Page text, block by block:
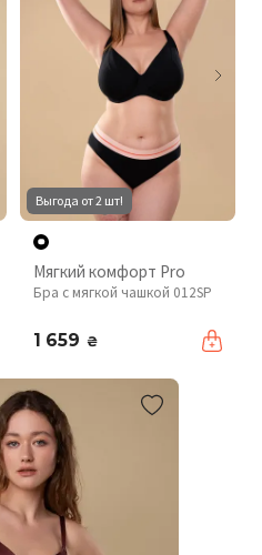
Выгода от 2 шт!
Мягкий комфорт Pro
Бра с мягкой чашкой 012SP
1 659 ₴